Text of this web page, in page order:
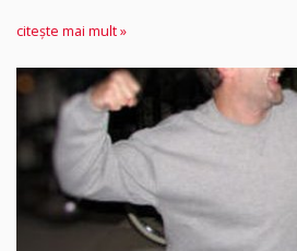
citește mai mult »